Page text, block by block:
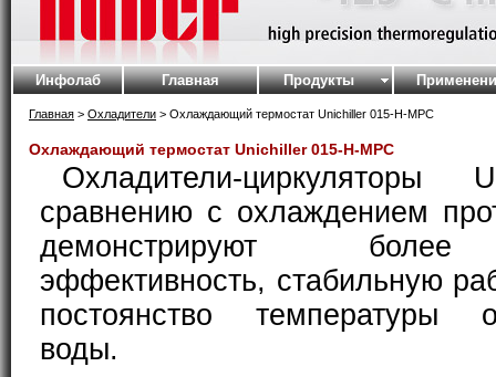
Инфолаб Главная Продукты
Главная > Охладители > Охлаждающий термостат Unichiller 015-H-MPC
Охлаждающий термостат Unichiller 015-H-MPC
Охладители-циркуляторы
сравнению с охлаждением
демонстрируют
эффективность, стабильную
постоянство температуры
воды.